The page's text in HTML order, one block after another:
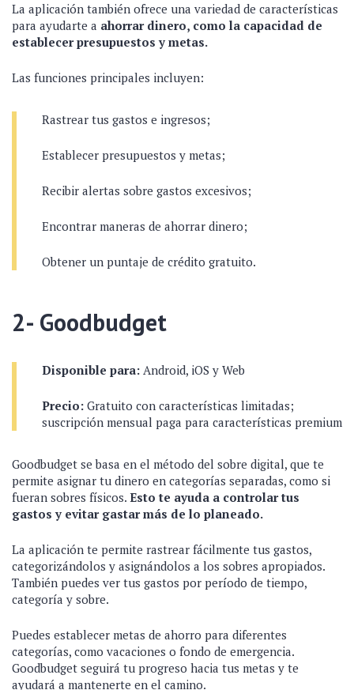
La aplicación también ofrece una variedad de características
para ayudarte a ahorrar dinero, como la capacidad de
establecer presupuestos y metas.
Las funciones principales incluyen:
Rastrear tus gastos e ingresos;
Establecer presupuestos y metas;
Recibir alertas sobre gastos excesivos;
Encontrar maneras de ahorrar dinero;
Obtener un puntaje de crédito gratuito.
2- Goodbudget
Disponible para: Android, iOS y Web
Precio: Gratuito con características limitadas;
suscripción mensual paga para características premium
Goodbudget se basa en el método del sobre digital, que te
permite asignar tu dinero en categorías separadas, como si
fueran sobres físicos. Esto te ayuda a controlar tus
gastos y evitar gastar más de lo planeado.
La aplicación te permite rastrear fácilmente tus gastos,
categorizándolos y asignándolos a los sobres apropiados.
También puedes ver tus gastos por período de tiempo,
categoría y sobre.
Puedes establecer metas de ahorro para diferentes
categorías, como vacaciones o fondo de emergencia.
Goodbudget seguirá tu progreso hacia tus metas y te
ayudará a mantenerte en el camino.